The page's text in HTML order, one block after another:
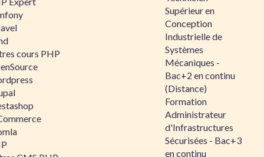
cours PHP
Supérieur en
Conception
Industrielle de
Systèmes
Mécaniques -
Bac+2 en continu
(Distance)
Formation
Administrateur
d'Infrastructures
Sécurisées - Bac+3
en continu